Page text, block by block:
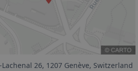
26, 1207 Genève, Switzerland